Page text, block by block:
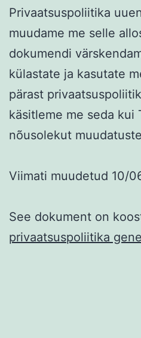
Privaatsuspoliitika
muudame me selle
dokumendi
külastate ja kasutate
pärast
käsitleme me seda kui
nõusolekut
Viimati muudetud 10/
See dokument on
privaatsuspoliitika